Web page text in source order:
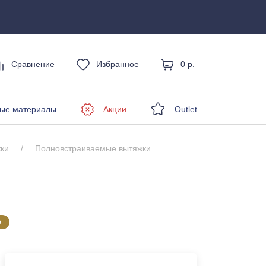
Сравнение Избранное 0 р.
материалы Акции Outlet
Полновстраиваемые вытяжки